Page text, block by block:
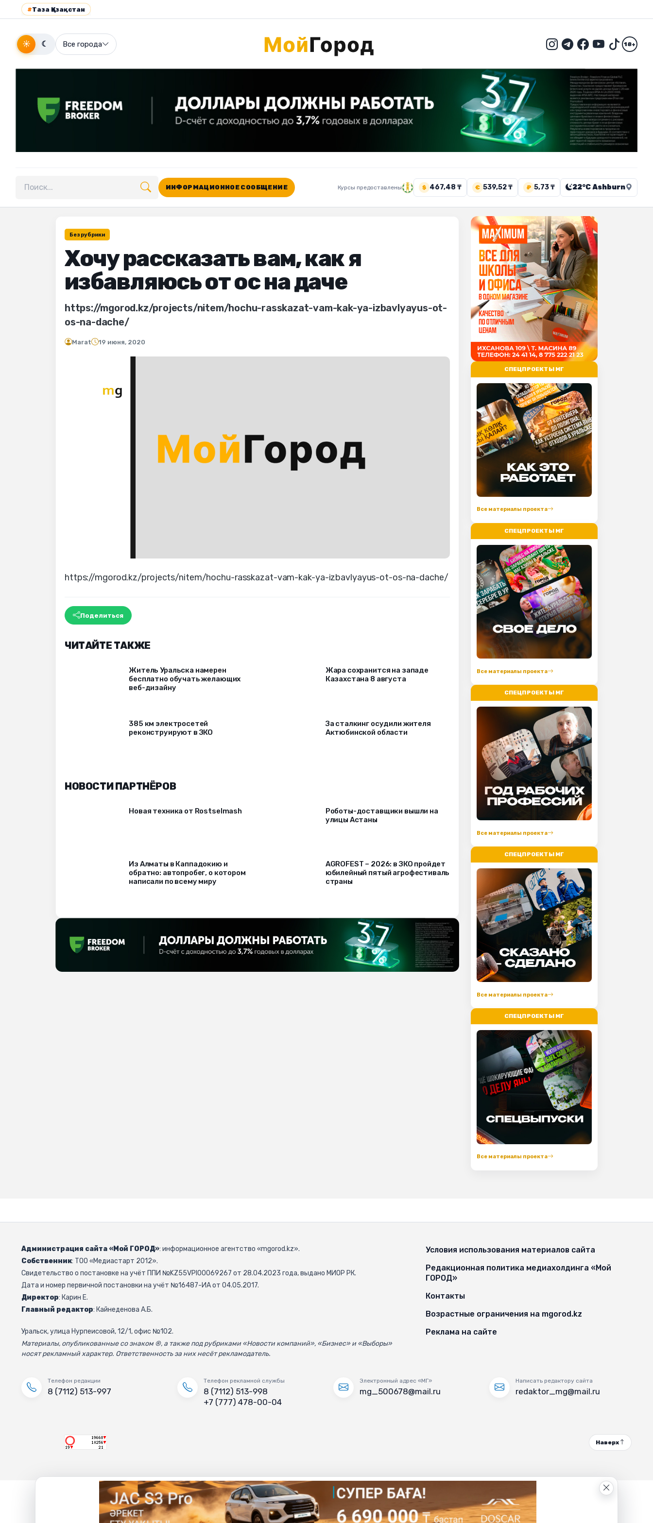
#Таза Қазақстан
☀ ☾ Все города 18+
Поиск по сайту
ИНФОРМАЦИОННОЕ СООБЩЕНИЕ Курсы предоставлены $ 467,48 ₸ € 539,52 ₸ ₽ 5,73 ₸ 22°C Ashburn
Без рубрики
Хочу рассказать вам, как я
избавляюсь от ос на даче
https://mgorod.kz/projects/nitem/hochu-rasskazat-vam-kak-ya-izbavlyayus-ot-
os-na-dache/
Marat 19 июня, 2020
https://mgorod.kz/projects/nitem/hochu-rasskazat-vam-kak-ya-izbavlyayus-ot-os-na-dache/
Поделиться
ЧИТАЙТЕ ТАКЖЕ
Житель Уральска намерен
бесплатно обучать желающих
веб-дизайну
Жара сохранится на западе
Казахстана 8 августа
385 км электросетей
реконструируют в ЗКО
За сталкинг осудили жителя
Актюбинской области
НОВОСТИ ПАРТНЁРОВ
Новая техника от Rostselmash
Роботы-доставщики вышли на
улицы Астаны
Из Алматы в Каппадокию и
обратно: автопробег, о котором
написали по всему миру
AGROFEST – 2026: в ЗКО пройдет
юбилейный пятый агрофестиваль
страны
СПЕЦПРОЕКТЫ МГ
Все материалы проекта
СПЕЦПРОЕКТЫ МГ
Все материалы проекта
СПЕЦПРОЕКТЫ МГ
Все материалы проекта
СПЕЦПРОЕКТЫ МГ
Все материалы проекта
СПЕЦПРОЕКТЫ МГ
Все материалы проекта
Администрация сайта «Мой ГОРОД»: информационное агентство «mgorod.kz».
Собственник: ТОО «Медиастарт 2012».
Свидетельство о постановке на учёт ППИ №KZ55VPI00069267 от 28.04.2023 года, выдано МИОР РК.
Дата и номер первичной постановки на учёт №16487-ИА от 04.05.2017.
Директор: Карин Е.
Главный редактор: Кайнеденова А.Б.
Уральск, улица Нурпеисовой, 12/1, офис №102.
Материалы, опубликованные со знаком ®, а также под рубриками «Новости компаний», «Бизнес» и «Выборы»
носят рекламный характер. Ответственность за них несёт рекламодатель.
Условия использования материалов сайта
Редакционная политика медиахолдинга «Мой
ГОРОД»
Контакты
Возрастные ограничения на mgorod.kz
Реклама на сайте
Телефон редакции
8 (7112) 513-997
Телефон рекламной службы
8 (7112) 513-998
+7 (777) 478-00-04
Электронный адрес «МГ»
mg_500678@mail.ru
Написать редактору сайта
redaktor_mg@mail.ru
Наверх